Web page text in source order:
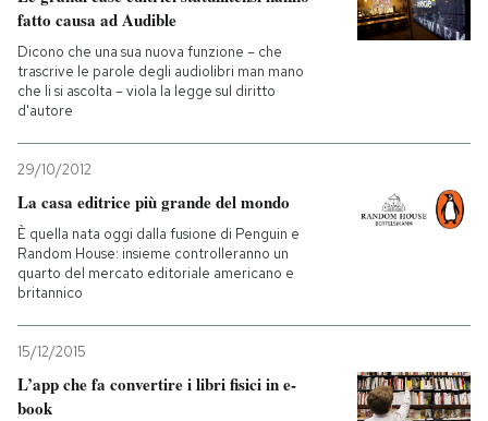
fatto causa ad Audible
Dicono che una sua nuova funzione – che
trascrive le parole degli audiolibri man mano
che li si ascolta – viola la legge sul diritto
d'autore
29/10/2012
La casa editrice più grande del mondo
È quella nata oggi dalla fusione di Penguin e
Random House: insieme controlleranno un
quarto del mercato editoriale americano e
britannico
15/12/2015
L’app che fa convertire i libri fisici in e-
book